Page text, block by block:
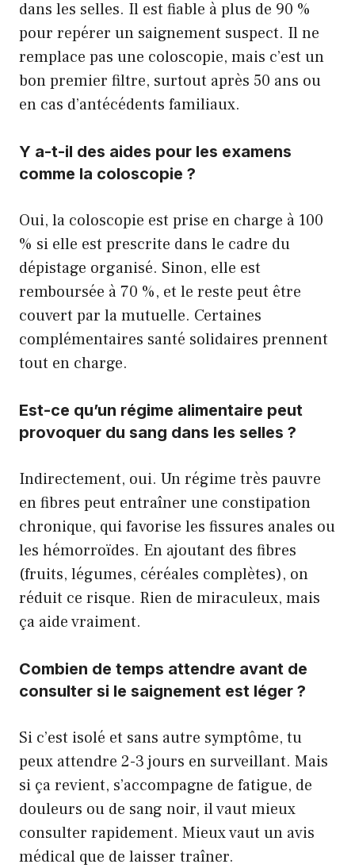
dans les selles. Il est fiable à plus de 90 %
pour repérer un saignement suspect. Il ne
remplace pas une coloscopie, mais c’est un
bon premier filtre, surtout après 50 ans ou
en cas d’antécédents familiaux.
Y a-t-il des aides pour les examens
comme la coloscopie ?
Oui, la coloscopie est prise en charge à 100
% si elle est prescrite dans le cadre du
dépistage organisé. Sinon, elle est
remboursée à 70 %, et le reste peut être
couvert par la mutuelle. Certaines
complémentaires santé solidaires prennent
tout en charge.
Est-ce qu’un régime alimentaire peut
provoquer du sang dans les selles ?
Indirectement, oui. Un régime très pauvre
en fibres peut entraîner une constipation
chronique, qui favorise les fissures anales ou
les hémorroïdes. En ajoutant des fibres
(fruits, légumes, céréales complètes), on
réduit ce risque. Rien de miraculeux, mais
ça aide vraiment.
Combien de temps attendre avant de
consulter si le saignement est léger ?
Si c’est isolé et sans autre symptôme, tu
peux attendre 2-3 jours en surveillant. Mais
si ça revient, s’accompagne de fatigue, de
douleurs ou de sang noir, il vaut mieux
consulter rapidement. Mieux vaut un avis
médical que de laisser traîner.